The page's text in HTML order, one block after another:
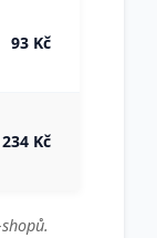
93 Kč
234 Kč